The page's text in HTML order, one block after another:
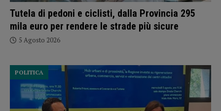
Tutela di pedoni e ciclisti, dalla Provincia 295
mila euro per rendere le strade più sicure
5 Agosto 2026
POLITICA